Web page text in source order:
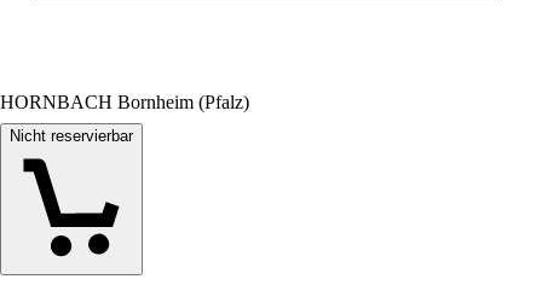
HORNBACH Bornheim (Pfalz)
Nicht reservierbar